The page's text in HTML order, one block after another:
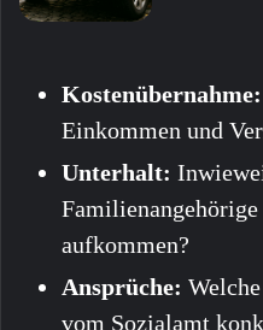
Kostenübernahme:
Einkommen und
Unterhalt:
aufkommen?
Ansprüche:
vom Sozialamt